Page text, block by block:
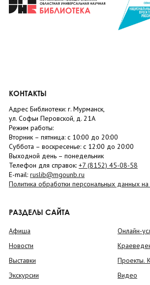
КОНТАКТЫ
Адрес Библиотеки: г. Мурманск,
ул. Софьи Перовской, д. 21А
Режим работы:
Вторник – пятница: с 10:00 до 20:00
Суббота – воскресенье: c 12:00 до 20:00
Выходной день – понедельник
Телефон для справок: +7 (8152) 45-08-58
E-mail: ruslib@mgounb.ru
Политика обработки персональных данных
РАЗДЕЛЫ САЙТА
Афиша
Новости
Выставки
Экскурсии
Онлайн-
Проекты.
Видео